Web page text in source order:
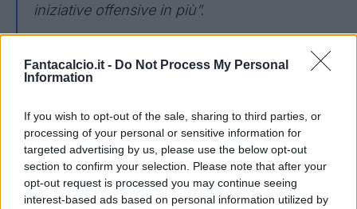
Fantacalcio.it - Do Not Process My Personal
Information
If you wish to opt-out of the sale, sharing to third parties, or
processing of your personal or sensitive information for
targeted advertising by us, please use the below opt-out
section to confirm your selection. Please note that after your
opt-out request is processed you may continue seeing
interest-based ads based on personal information utilized by
iniziative offensive in più”.
? “Il mister non ha mai fatto a meno di
lui e Jhon ha mantenuto un livello di
sono state situazioni difficili e ha sempre
voluto difendere i colori del club. È corretto
che Italiano abbia tenuto in considerazione
questo atteggiamento, a mio avviso“.